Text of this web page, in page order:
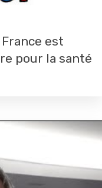
est
pour la santé